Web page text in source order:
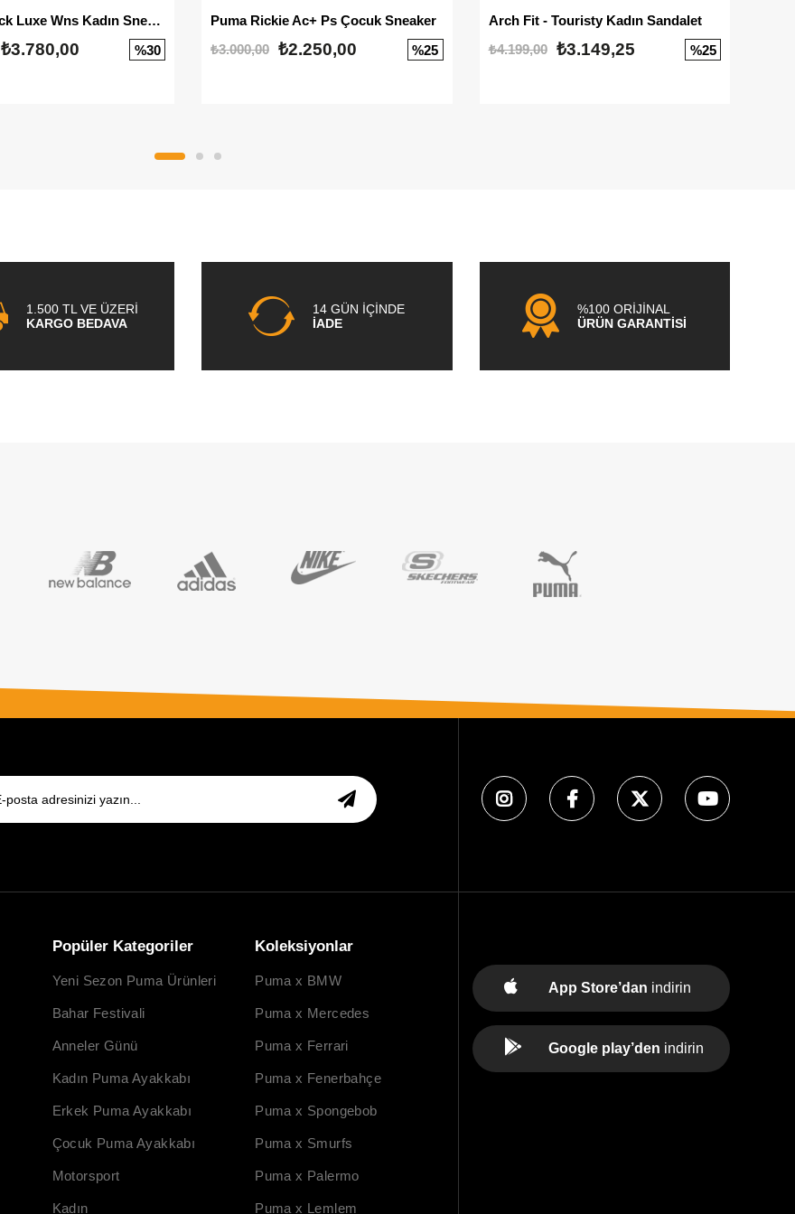
Mayze Stack Luxe Wns Kadın Sneaker
₺3.780,00 %30
Puma Rickie Ac+ Ps Çocuk Sneaker
₺3.000,00 ₺2.250,00 %25
Arch Fit - Touristy Kadın Sandalet
₺4.199,00
₺3.149,25 %25
1.500 TL VE ÜZERİ
KARGO BEDAVA
14 GÜN İÇİNDE
İADE
%100 ORİJİNAL
ÜRÜN GARANTİSİ
Popüler Kategoriler
Yeni Sezon Puma Ürünleri
Bahar Festivali
Anneler Günü
Kadın Puma Ayakkabı
Erkek Puma Ayakkabı
Çocuk Puma Ayakkabı
Motorsport
Kadın
Koleksiyonlar
Puma x BMW
Puma x Mercedes
Puma x Ferrari
Puma x Fenerbahçe
Puma x Spongebob
Puma x Smurfs
Puma x Palermo
Puma x Lemlem
App Store’dan indirin
Google play’den indirin